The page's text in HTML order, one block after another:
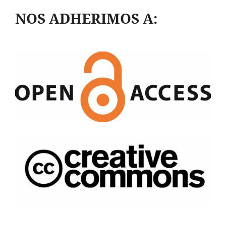
NOS ADHERIMOS A: